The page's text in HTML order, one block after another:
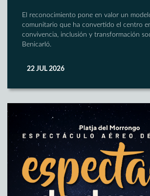
El reconocimiento pone en valor un
comunitario que ha convertido el centro
convivencia, inclusión y transformación
Benicarló.
22 JUL 2026